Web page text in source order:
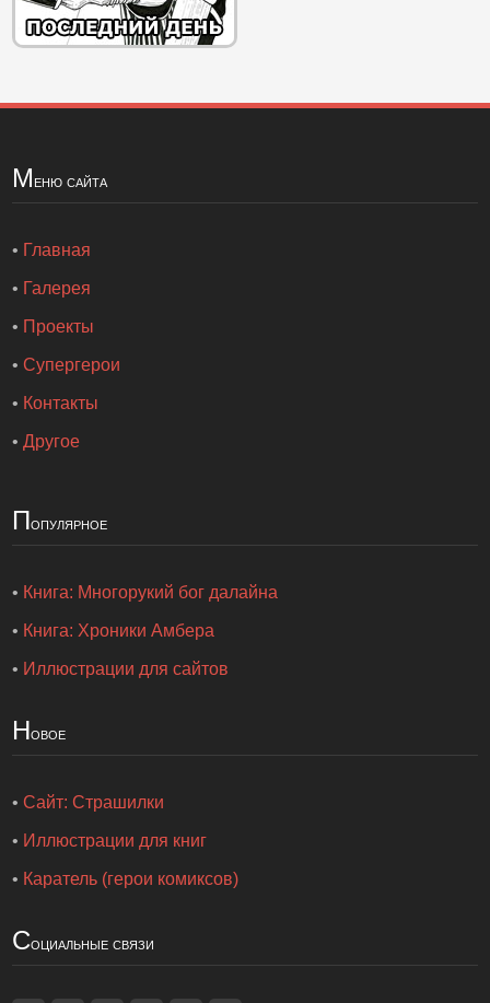
Меню сайта
• Главная
• Галерея
• Проекты
•Супергерои
• Контакты
•Другое
Популярное
• Книга: Многорукий бог далайна
• Книга: Хроники Амбера
• Иллюстрации для сайтов
Новое
•Сайт: Страшилки
• Иллюстрации для книг
• Каратель (герои комиксов)
Социальные связи